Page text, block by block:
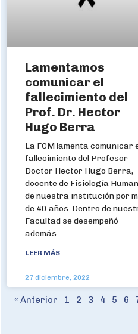
Lamentamos
comunicar el
fallecimiento del
Prof. Dr. Hector
Hugo Berra
La FCM lamenta comunicar
fallecimiento del Profesor
Doctor Hector Hugo Berra,
docente de Fisiología
de nuestra institución por
de 40 años. Dentro de
Facultad se desempeñó
además
LEER MÁS
27 diciembre, 2022
« Anterior 1 2 3 4 5 6